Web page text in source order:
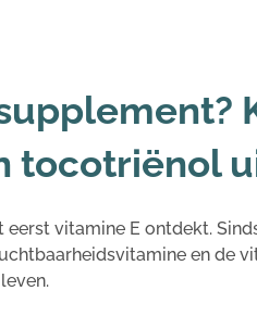
tocotriënol
eerst vitamine E ontdekt.
en de